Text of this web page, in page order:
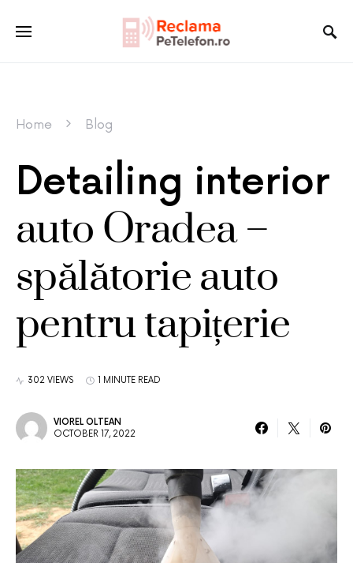
Home Blog
Detailing interior
auto Oradea –
spălătorie auto
pentru tapițerie
302 VIEWS 1 MINUTE READ
VIOREL OLTEAN
OCTOBER 17, 2022